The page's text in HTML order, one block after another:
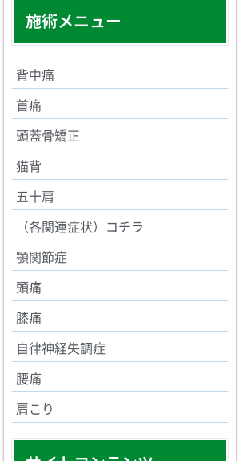
施術メニュー
背中痛
首痛
頭蓋骨矯正
猫背
五十肩
（各関連症状）コチラ
顎関節症
頭痛
膝痛
自律神経失調症
腰痛
肩こり